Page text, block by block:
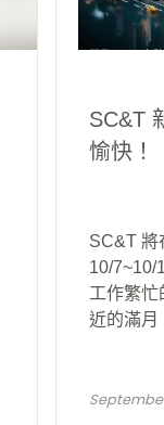
SC&T
愉快！
SC&T 將
10/7~10/
工作繁忙
近的滿月